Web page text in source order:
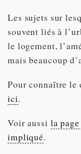
Les sujets sur
souvent liés à
le logement,
mais beaucoup
Pour connaître le
ici.
Voir aussi la
impliqué.